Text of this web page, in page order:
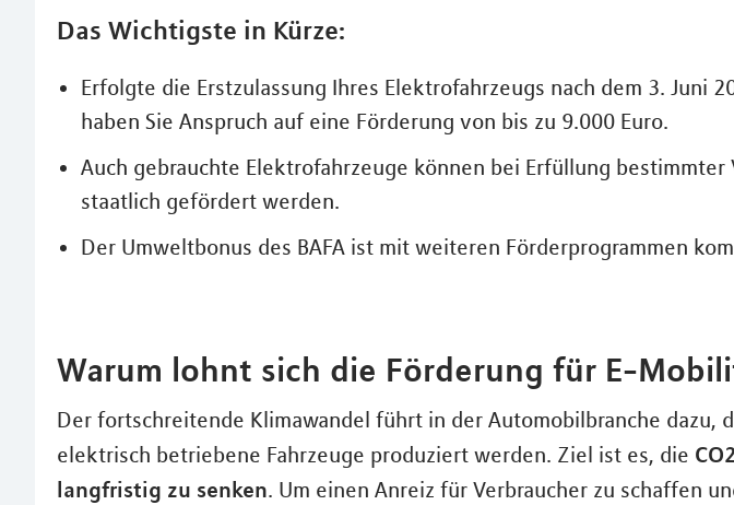
Das Wichtigste in Kürze:
Erfolgte die Erstzulassung Ihres Elektrofahrzeugs nach dem 3. Juni
haben Sie Anspruch auf eine Förderung von bis zu 9.000 Euro.
Auch gebrauchte Elektrofahrzeuge können bei Erfüllung bestimmter
staatlich gefördert werden.
Der Umweltbonus des BAFA ist mit weiteren Förderprogrammen
Warum lohnt sich die Förderung für E-
Der fortschreitende Klimawandel führt in der Automobilbranche dazu,
elektrisch betriebene Fahrzeuge produziert werden. Ziel ist es, die
langfristig zu senken. Um einen Anreiz für Verbraucher zu schaffen